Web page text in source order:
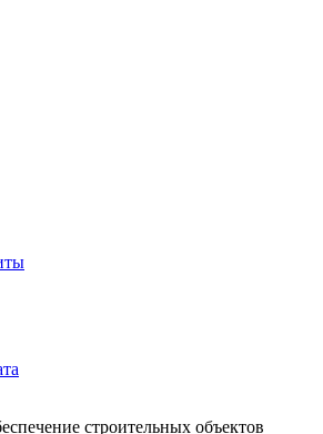
строительных объектов